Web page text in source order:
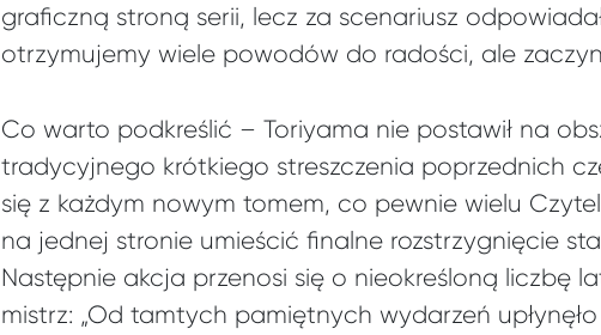
graficzną stroną serii, lecz za scenariusz
otrzymujemy wiele powodów do radości, ale
Co warto podkreślić – Toriyama nie postawił na
tradycyjnego krótkiego streszczenia poprzednich
się z każdym nowym tomem, co pewnie wielu
na jednej stronie umieścić finalne rozstrzygnięcie
Następnie akcja przenosi się o nieokreśloną liczbę
mistrz: „Od tamtych pamiętnych wydarzeń